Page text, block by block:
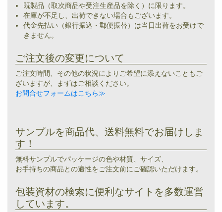
既製品（取次商品や受注生産品を除く）に限ります。
在庫が不足し、出荷できない場合もございます。
代金先払い（銀行振込・郵便振替）は当日出荷をお受けで
きません。
ご注文後の変更について
ご注文時間、その他の状況によりご希望に添えないこともご
ざいますが、まずはご相談ください。
お問合せフォームはこちら≫
サンプルを商品代、送料無料でお届けしま
す！
無料サンプルでパッケージの色や材質、サイズ、
お手持ちの商品との適性をご注文前にご確認いただけます。
包装資材の検索に便利なサイトを多数運営
しています。